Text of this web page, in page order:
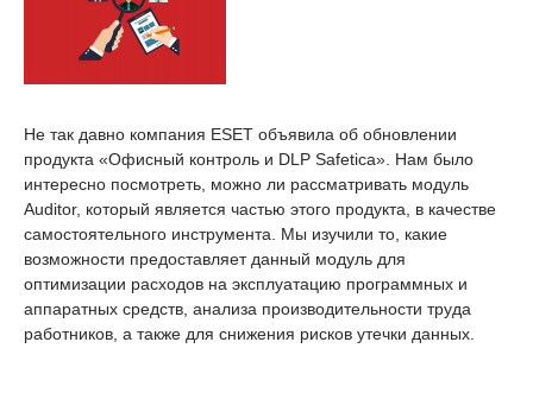
Не так давно компания ESET объявила об обновлении
продукта «Офисный контроль и DLP Safetica». Нам было
интересно посмотреть, можно ли рассматривать модуль
Auditor, который является частью этого продукта, в качестве
самостоятельного инструмента. Мы изучили то, какие
возможности предоставляет данный модуль для
оптимизации расходов на эксплуатацию программных и
аппаратных средств, анализа производительности труда
работников, а также для снижения рисков утечки данных.